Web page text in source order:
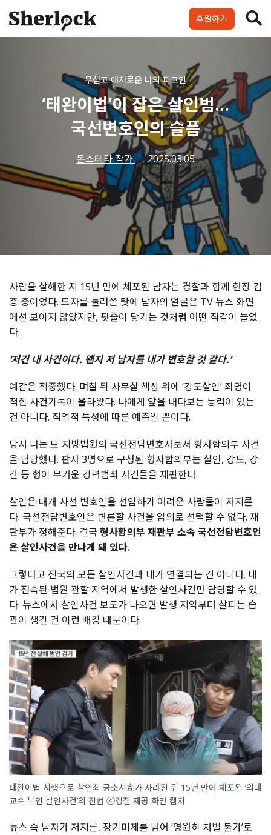
content
후원하기
무섭고 애처로운 나의 피고인
‘태완이법’이 잡은 살인범…
국선변호인의 슬픔
몬스테라 작가 2025.03.05
사람을 살해한 지 15년 만에 체포된 남자는 경찰과 함께 현장 검
증 중이었다. 모자를 눌러쓴 탓에 남자의 얼굴은 TV 뉴스 화면
에선 보이지 않았지만, 핏줄이 당기는 것처럼 어떤 직감이 들었
다.
‘저건 내 사건이다. 왠지 저 남자를 내가 변호할 것 같다.’
예감은 적중했다. 며칠 뒤 사무실 책상 위에 ‘강도살인’ 죄명이
적힌 사건기록이 올라왔다. 나에게 앞을 내다보는 능력이 있는
건 아니다. 직업적 특성에 따른 예측일 뿐이다.
당시 나는 모 지방법원의 국선전담변호사로서 형사합의부 사건
을 담당했다. 판사 3명으로 구성된 형사합의부는 살인, 강도, 강
간 등 형이 무거운 강력범죄 사건들을 재판한다.
살인은 대개 사선 변호인을 선임하기 어려운 사람들이 저지른
다. 국선전담변호인은 변론할 사건을 임의로 선택할 수 없다. 재
판부가 정해준다. 결국 형사합의부 재판부 소속 국선전담변호인
은 살인사건을 만나게 돼 있다.
그렇다고 전국의 모든 살인사건과 내가 연결되는 건 아니다. 내
가 전속된 법원 관할 지역에서 발생한 살인사건만 담당할 수 있
다. 뉴스에서 살인사건 보도가 나오면 발생 지역부터 살피는 습
관이 생긴 건 이런 배경 때문이다.
태완이법 시행으로 살인죄 공소시효가 사라진 뒤 15년 만에 체포된 ‘의대
교수 부인 살인사건’의 진범 ⓒ경찰 제공 화면 캡처
뉴스 속 남자가 저지른, 장기미제를 넘어 ‘영원히 처벌 불가’로